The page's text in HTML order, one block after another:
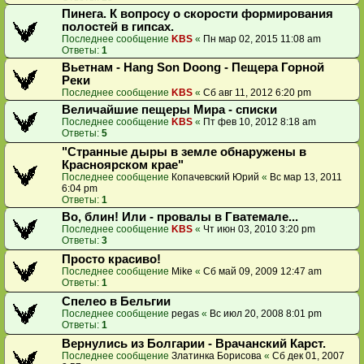
Пинега. К вопросу о скорости формирования
полостей в гипсах.
Последнее сообщение KBS « Пн мар 02, 2015 11:08 am
Ответы: 1
Вьетнам - Hang Son Doong - Пещера Горной
Реки
Последнее сообщение KBS « Сб авг 11, 2012 6:20 pm
Величайшие пещеры Мира - списки
Последнее сообщение KBS « Пт фев 10, 2012 8:18 am
Ответы: 5
"Странные дыры в земле обнаружены в
Красноярском крае"
Последнее сообщение Копачевский Юрий « Вс мар 13, 2011
6:04 pm
Ответы: 1
Во, блин! Или - провалы в Гватемале...
Последнее сообщение KBS « Чт июн 03, 2010 3:20 pm
Ответы: 3
Просто красиво!
Последнее сообщение Mike « Сб май 09, 2009 12:47 am
Ответы: 1
Спелео в Бельгии
Последнее сообщение pegas « Вс июл 20, 2008 8:01 pm
Ответы: 1
Вернулись из Болгарии - Врачанский Карст.
Последнее сообщение Златинка Борисова « Сб дек 01, 2007